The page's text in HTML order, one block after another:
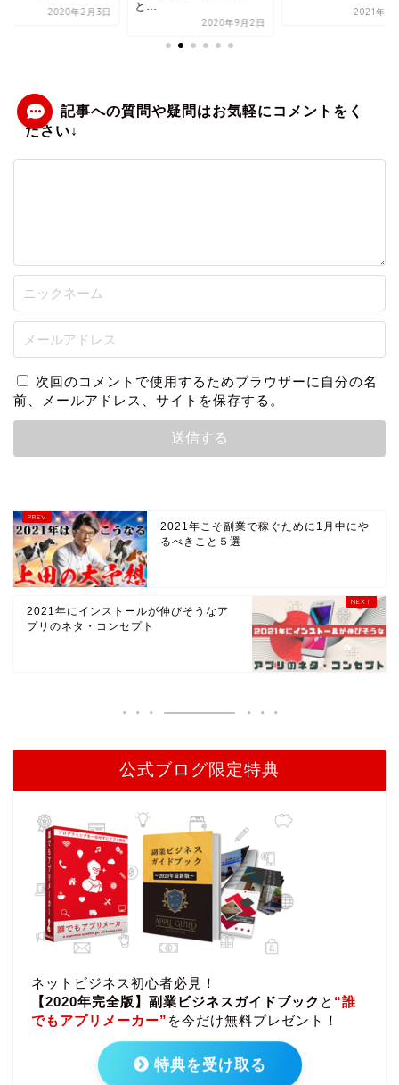
2020年2
次回のコメントで使用するためブラウザーに自分の名
前、メールアドレス、サイトを保存する。
2021年こそ副業で稼ぐために1月中にや
るべきこと５選
2021年にインストールが伸びそうなア
プリのネタ・コンセプト
公式ブログ限定特典
ネットビジネス初心者必見！
【2020年完全版】副業ビジネスガイドブック と “誰
でもアプリメーカー” を今だけ無料プレゼント！
特典を受け取る